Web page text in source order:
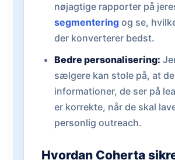
nøjagtige rapporter på
segmenteringog se,
der konverterer bedst.
Bedre personalisering:
sælgere kan stole på, at de
informationer, de ser på
er korrekte, når de skal
personlig outreach.
Hvordan Coherta